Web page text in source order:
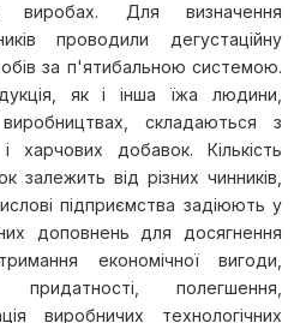
виробах. Для визначення
проводили дегустаційну
за п'ятибальною системою.
як і інша їжа людини,
складаються з
харчових добавок. Кількість
залежить від різних чинників,
підприємства задіюють у
доповнень для досягнення
економічної вигоди,
полегшення,
виробничих технологічних